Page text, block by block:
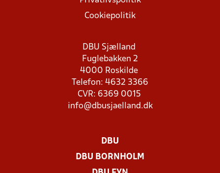
Cookiepolitik
DBU Sjælland
Fuglebakken 2
4000 Roskilde
Telefon: 4632 3366
CVR: 6369 0015
info@dbusjaelland.dk
DBU
DBU BORNHOLM